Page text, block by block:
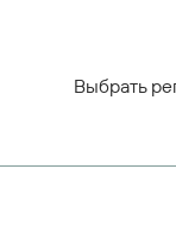
Выбрать